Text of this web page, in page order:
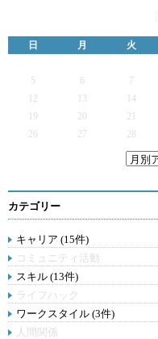
日 月 火
5
6 7
12
13 14
19
20 21
26
27 28
カテゴリー
キャリア (15件)
コミュニティ活動
スキル (13件)
ライフハック
ワークスタイル (3件)
人間関係